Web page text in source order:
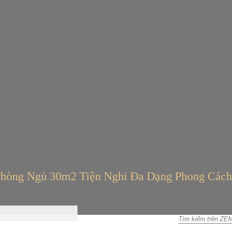
Ngủ 30m2 Tiện Nghi Đa Dạng Phong Cách